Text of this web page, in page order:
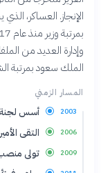
الإنجاز. العساكر،
وإدارة العديد من
الملك سعود بمرتبة
المسار الزمني
2003 أسس لجنة
2006 التقى
2009 تولى منصب